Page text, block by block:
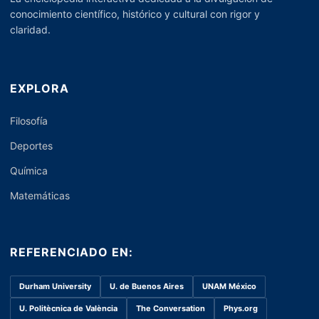
conocimiento científico, histórico y cultural con rigor y
claridad.
EXPLORA
Filosofía
Deportes
Química
Matemáticas
REFERENCIADO EN:
Durham University U. de Buenos Aires UNAM México
U. Politècnica de València The Conversation Phys.org